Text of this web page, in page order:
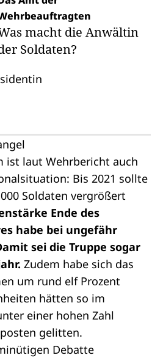
macht die Anwältin
Soldaten?
ist laut Wehrbericht auch
Bis 2021 sollte
Soldaten vergrößert
Ende des
habe bei ungefähr
sei die Truppe sogar
Zudem habe sich das
um rund elf Prozent
hätten so im
einer hohen Zahl
gelitten.
Debatte